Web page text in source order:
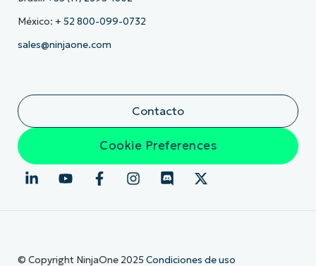
México: + 52 800-099-0732
sales@ninjaone.com
Contacto
Cookie Preferences
© Copyright NinjaOne 2025 Condiciones de uso